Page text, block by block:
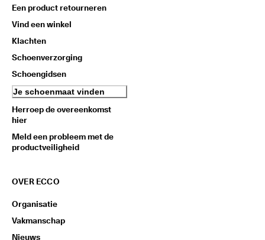
Een product retourneren
Vind een winkel
Klachten
Schoenverzorging
Schoengidsen
Je schoenmaat vinden
Herroep de overeenkomst
hier
Meld een probleem met de
productveiligheid
OVER ECCO
Organisatie
Vakmanschap
Nieuws